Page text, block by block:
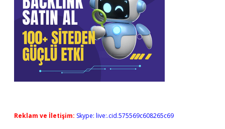
Reklam ve İletişim: Skype: live:.cid.575569c608265c69